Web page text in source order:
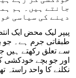
جانتے ہیں۔ ہم
دینے کی سیاسی
پیپر لیک محض ایک
طبقاتی جرم ہے۔ جو
اور جو بچے خودکشی
نکلنے کا واحد راستہ